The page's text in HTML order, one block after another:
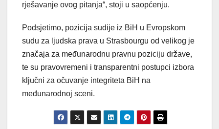
rješavanje ovog pitanja“, stoji u saopćenju.
Podsjetimo, pozicija sudije iz BiH u Evropskom
sudu za ljudska prava u Strasbourgu od velikog je
značaja za međunarodnu pravnu poziciju države,
te su pravovremeni i transparentni postupci izbora
ključni za očuvanje integriteta BiH na
međunarodnoj sceni.